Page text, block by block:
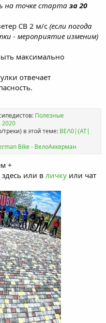
на точке старта за 20
СВ 2 м/с (если погода
- мероприятие изменим)
максимально
отвечает
Полезные
2020
в этой теме: ВЕ/\0|{АТ|
Bike - ВелоАккерман
+
или в личку или чат